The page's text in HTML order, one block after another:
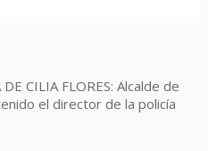
CILIA FLORES: Alcalde de
el director de la policía